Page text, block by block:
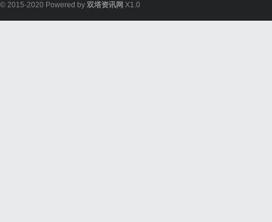
© 2015-2020 Powered by 双塔资讯网 X1.0